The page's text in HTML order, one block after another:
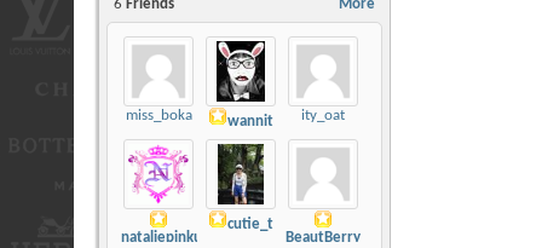
More
6 Friends
miss_boka wannit ity_oat
nataliepinku
cutie_t
BeautBerry